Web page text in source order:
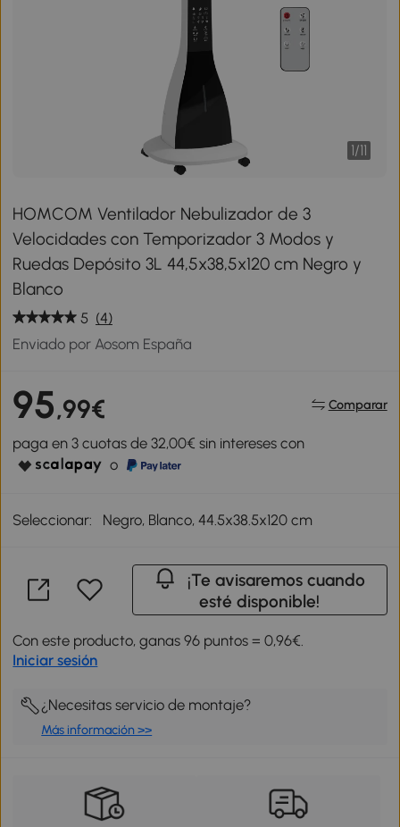
1/11
HOMCOM Ventilador Nebulizador de 3
Velocidades con Temporizador 3 Modos y
Ruedas Depósito 3L 44,5x38,5x120 cm Negro y
Blanco
5 (4)
Enviado por Aosom España
95,99€ Comparar
paga en 3 cuotas de 32,00€ sin intereses con
o
Seleccionar: Negro, Blanco, 44.5x38.5x120 cm
¡Te avisaremos cuando
esté disponible!
Con este producto, ganas 96 puntos = 0,96€.
Iniciar sesión
¿Necesitas servicio de montaje?
Más información >>